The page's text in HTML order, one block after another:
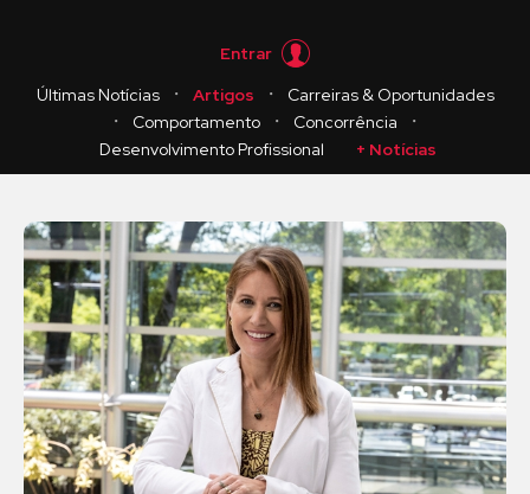
Entrar
Últimas Notícias
・ Artigos ・
Carreiras & Oportunidades
・
Comportamento ・ Concorrência
・
Desenvolvimento Profissional
+ Notícias